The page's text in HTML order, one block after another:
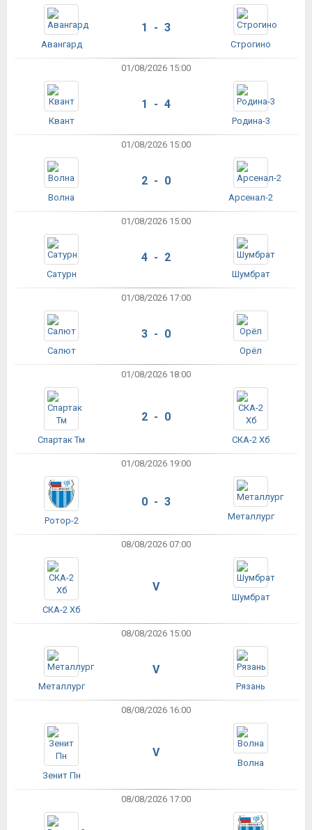
Авангард
1 - 3
Строгино
01/08/2026 15:00
Квант
1 - 4
Родина-3
01/08/2026 15:00
Волна
2 - 0
Арсенал-2
01/08/2026 15:00
Сатурн
4 - 2
Шумбрат
01/08/2026 17:00
Салют
3 - 0
Орёл
01/08/2026 18:00
Спартак Тм
2 - 0
СКА-2 Хб
01/08/2026 19:00
Ротор-2
0 - 3
Металлург
08/08/2026 07:00
СКА-2 Хб
V
Шумбрат
08/08/2026 15:00
Металлург
V
Рязань
08/08/2026 16:00
Зенит Пн
V
Волна
08/08/2026 17:00